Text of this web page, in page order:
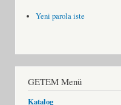
Yeni parola iste
GETEM Menü
Katalog